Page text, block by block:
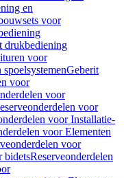
en
voor
drukbediening
voor
Geberit
voor
voor
voor
voor Installatie-
voor Elementen
voor
bidetsReserveonderdelen